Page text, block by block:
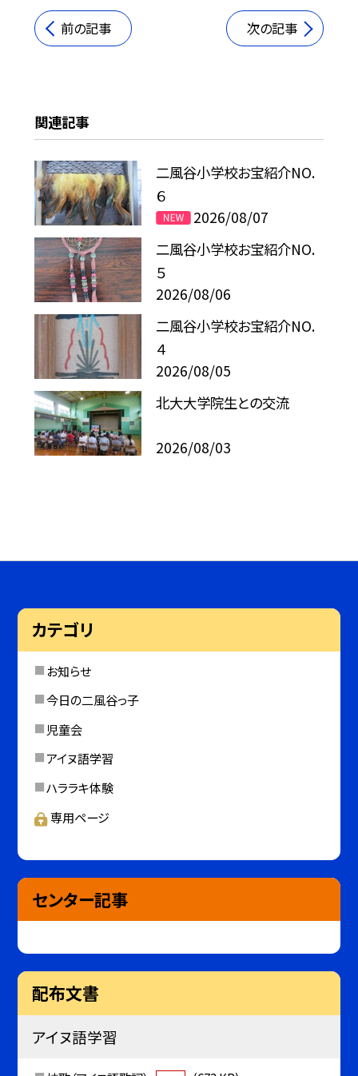
前の記事 次の記事
関連記事
二風谷小学校お宝紹介NO.
６
2026/08/07
二風谷小学校お宝紹介NO.
５
2026/08/06
二風谷小学校お宝紹介NO.
４
2026/08/05
北大大学院生との交流
2026/08/03
カテゴリ
お知らせ
今日の二風谷っ子
児童会
アイヌ語学習
ハララキ体験
専用ページ
センター記事
配布文書
アイヌ語学習